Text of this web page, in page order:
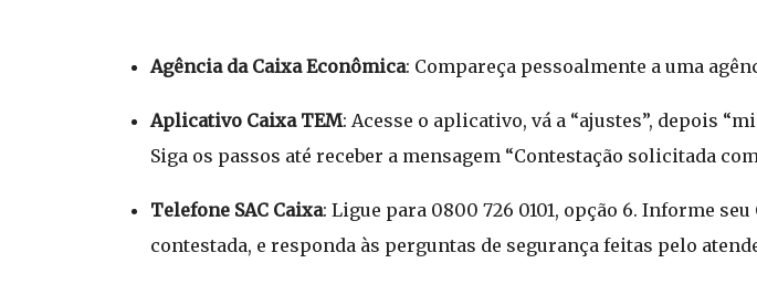
Agência da Caixa Econômica: Compareça pessoalmente a uma
Aplicativo Caixa TEM: Acesse o aplicativo, vá a “ajustes”, depois
Siga os passos até receber a mensagem “Contestação solicitada
Telefone SAC Caixa: Ligue para 0800 726 0101, opção 6. Informe
contestada, e responda às perguntas de segurança feitas pelo